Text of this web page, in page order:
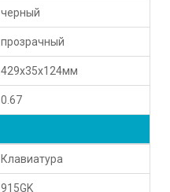
черный
прозрачный
429x35x124мм
0.67
Клавиатура
915GK